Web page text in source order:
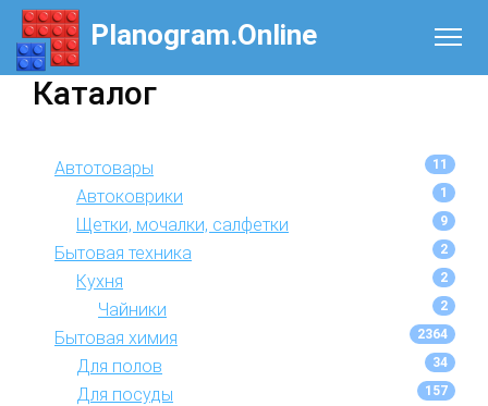
Planogram.Online
Каталог
Автотовары 11
Автоковрики 1
Щетки, мочалки, салфетки 9
Бытовая техника 2
Кухня 2
Чайники 2
Бытовая химия 2364
Для полов 34
Для посуды 157